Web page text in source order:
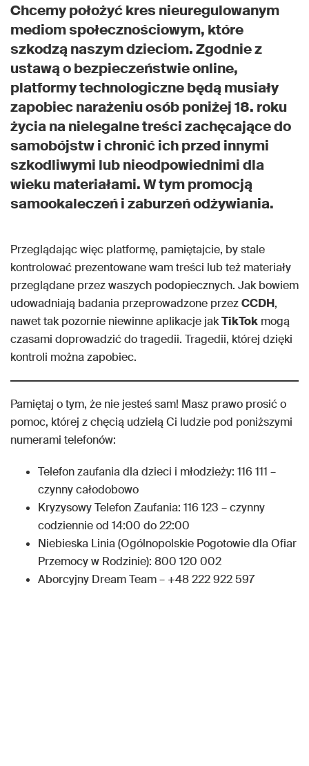
Chcemy położyć kres nieuregulowanym
mediom społecznościowym, które
szkodzą naszym dzieciom. Zgodnie z
ustawą o bezpieczeństwie online,
platformy technologiczne będą musiały
zapobiec narażeniu osób poniżej 18. roku
życia na nielegalne treści zachęcające do
samobójstw i chronić ich przed innymi
szkodliwymi lub nieodpowiednimi dla
wieku materiałami. W tym promocją
samookaleczeń i zaburzeń odżywiania.
Przeglądając więc platformę, pamiętajcie, by stale
kontrolować prezentowane wam treści lub też materiały
przeglądane przez waszych podopiecznych. Jak bowiem
udowadniają badania przeprowadzone przezCCDH,
nawet tak pozornie niewinne aplikacje jakTikTok mogą
czasami doprowadzić do tragedii. Tragedii, której dzięki
kontroli można zapobiec.
Pamiętaj o tym, że nie jesteś sam! Masz prawo prosić o
pomoc, której z chęcią udzielą Ci ludzie pod poniższymi
numerami telefonów:
Telefon zaufania dla dzieci i młodzieży: 116 111 –
czynny całodobowo
Kryzysowy Telefon Zaufania: 116 123 – czynny
codziennie od 14:00 do 22:00
Niebieska Linia (Ogólnopolskie Pogotowie dla Ofiar
Przemocy w Rodzinie): 800 120 002
Aborcyjny Dream Team – +48 222 922 597